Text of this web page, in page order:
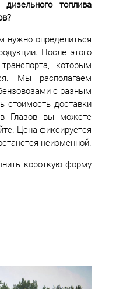
топлива
нужно определиться
После этого
которым
Мы располагаем
с разным
стоимость доставки
в Глазов вы можете
Цена фиксируется
неизменной.
короткую форму